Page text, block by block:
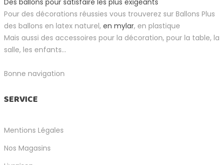
Pour des décorations réussies vous trouverez sur Ballons Plus
des ballons en latex naturel, en mylar, en plastique
Mais aussi des accessoires pour la décoration, pour la table, la
salle, les enfants...
Bonne navigation
SERVICE
Mentions Légales
Nos Magasins